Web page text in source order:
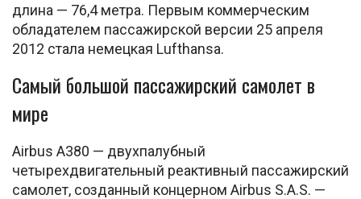
длина — 76,4 метра. Первым коммерческим
обладателем пассажирской версии 25 апреля
2012 стала немецкая Lufthansa.
Самый большой пассажирский самолет в
мире
Airbus А380 — двухпалубный
четырехдвигательный реактивный пассажирский
самолет, созданный концерном Airbus S.A.S. —